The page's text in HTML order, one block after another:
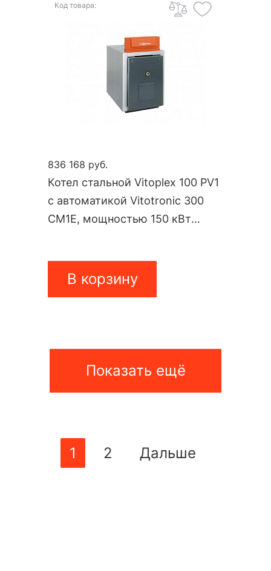
Код товара:
836 168 руб.
Котел стальной Vitoplex 100 PV1
с автоматикой Vitotronic 300
CM1E, мощностью 150 кВт
В корзину
Показать ещё
1 2 Дальше